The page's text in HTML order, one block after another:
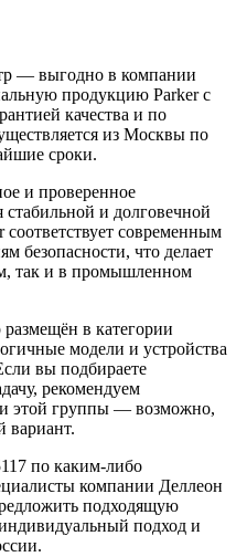
— выгодно в компании
продукцию Parker с
качества и по
из Москвы по
сроки.
и проверенное
стабильной и долговечной
современным
безопасности, что делает
так и в промышленном
в категории
модели и устройства
вы подбираете
рекомендуем
этой группы — возможно,
вариант.
по каким-либо
компании Деллеон
подходящую
подход и